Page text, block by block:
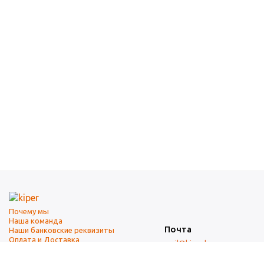
Почему мы
Наша команда
Наши банковские реквизиты
Оплата и Доставка
Почта
mail@kiper.by